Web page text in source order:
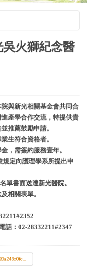
吳火獅紀念醫
與新光相關基金會共同合
產學合作交流，特提供貴
推薦鼓勵申請。
生符合資格者。
，需簽約服務壹年。
規定向護理學系所提出申
單書面送達新光醫院。
相關表單。
話：02-28332211#2347
3783454e73813820a243c0fcb33720d6_新光護理教育獎助學金申請表_18696_.doc